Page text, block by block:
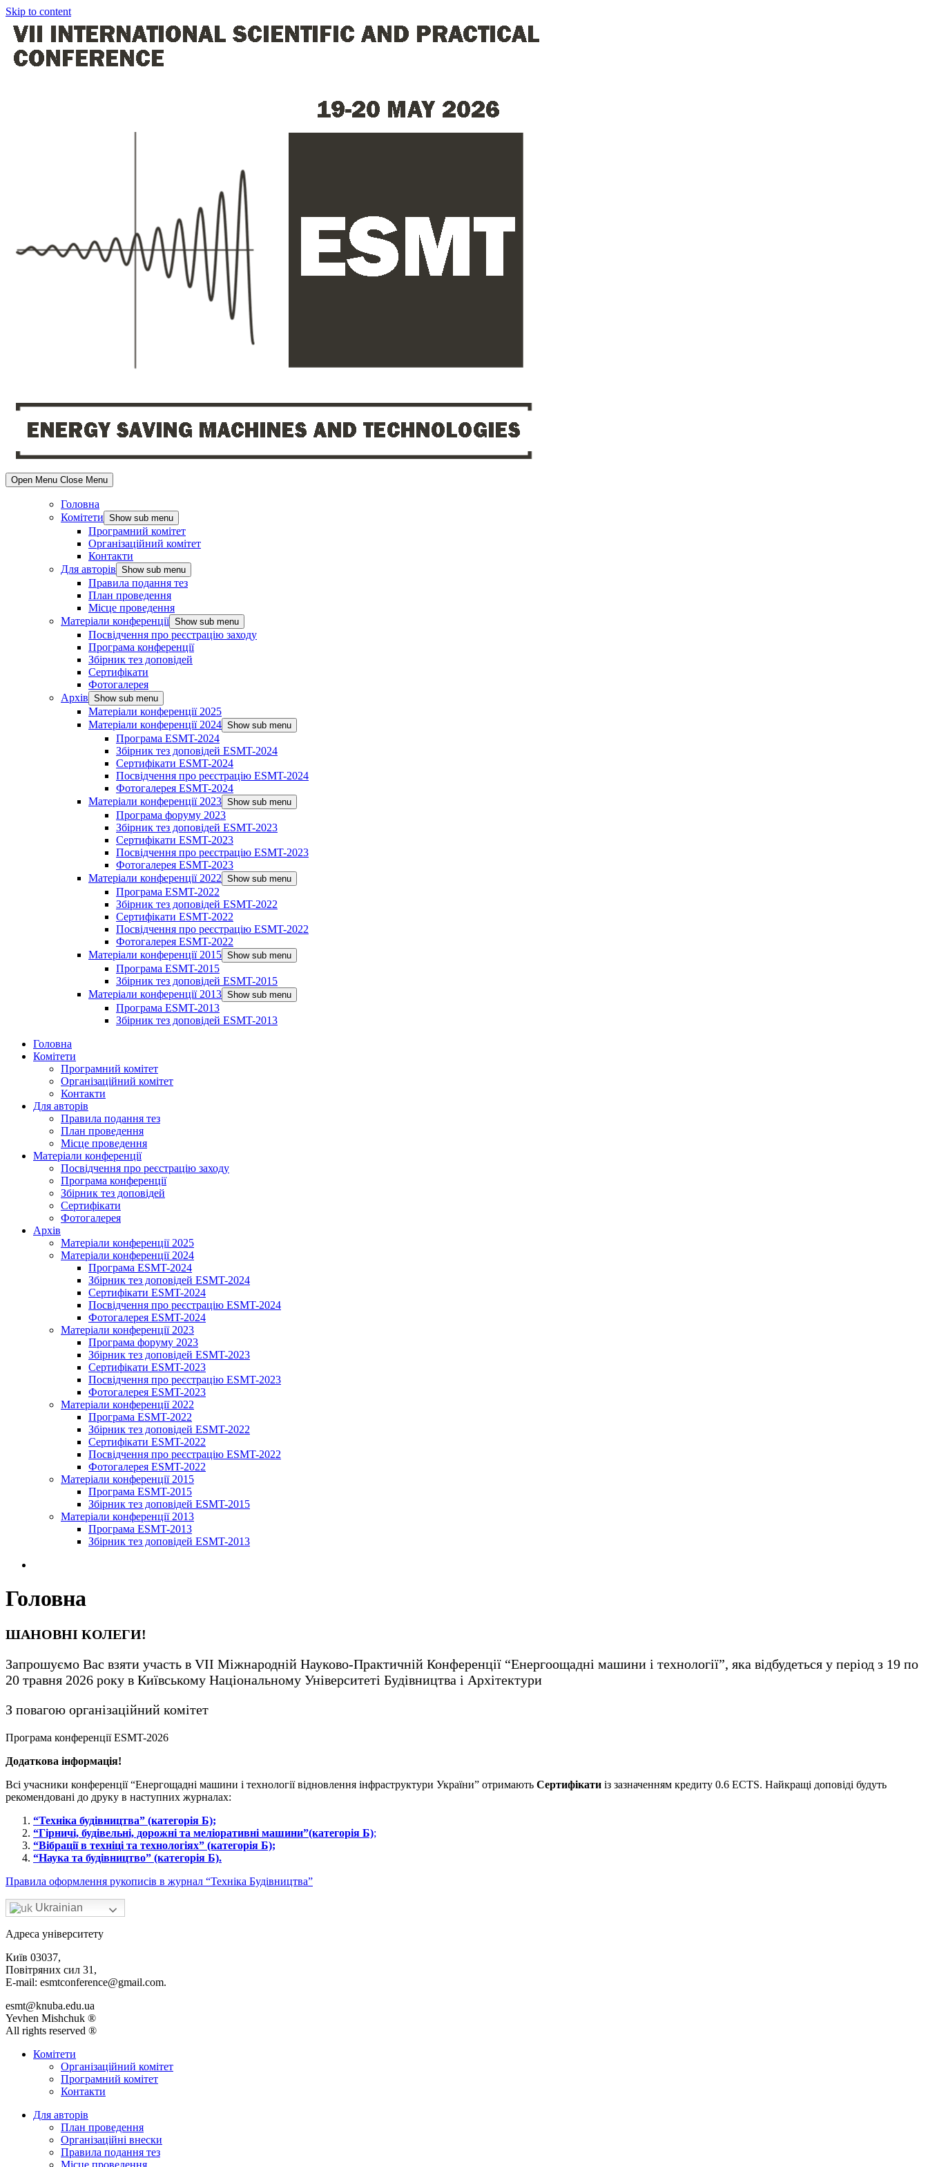
Skip to content
Open Menu Close Menu
Головна
Комітети Show sub menu
Програмний комітет
Організаційний комітет
Контакти
Для авторів Show sub menu
Правила подання тез
План проведення
Місце проведення
Матеріали конференції Show sub menu
Посвідчення про реєстрацію заходу
Програма конференції
Збірник тез доповідей
Сертифікати
Фотогалерея
Архів Show sub menu
Матеріали конференції 2025
Матеріали конференції 2024 Show sub menu
Програма ESMT-2024
Збірник тез доповідей ESMT-2024
Сертифікати ESMT-2024
Посвідчення про реєстрацію ESMT-2024
Фотогалерея ESMT-2024
Матеріали конференції 2023 Show sub menu
Програма форуму 2023
Збірник тез доповідей ESMT-2023
Сертифікати ESMT-2023
Посвідчення про реєстрацію ESMT-2023
Фотогалерея ESMT-2023
Матеріали конференції 2022 Show sub menu
Програма ESMT-2022
Збірник тез доповідей ESMT-2022
Сертифікати ESMT-2022
Посвідчення про реєстрацію ESMT-2022
Фотогалерея ESMT-2022
Матеріали конференції 2015 Show sub menu
Програма ESMT-2015
Збірник тез доповідей ESMT-2015
Матеріали конференції 2013 Show sub menu
Програма ESMT-2013
Збірник тез доповідей ESMT-2013
Головна
Комітети
Програмний комітет
Організаційний комітет
Контакти
Для авторів
Правила подання тез
План проведення
Місце проведення
Матеріали конференції
Посвідчення про реєстрацію заходу
Програма конференції
Збірник тез доповідей
Сертифікати
Фотогалерея
Архів
Матеріали конференції 2025
Матеріали конференції 2024
Програма ESMT-2024
Збірник тез доповідей ESMT-2024
Сертифікати ESMT-2024
Посвідчення про реєстрацію ESMT-2024
Фотогалерея ESMT-2024
Матеріали конференції 2023
Програма форуму 2023
Збірник тез доповідей ESMT-2023
Сертифікати ESMT-2023
Посвідчення про реєстрацію ESMT-2023
Фотогалерея ESMT-2023
Матеріали конференції 2022
Програма ESMT-2022
Збірник тез доповідей ESMT-2022
Сертифікати ESMT-2022
Посвідчення про реєстрацію ESMT-2022
Фотогалерея ESMT-2022
Матеріали конференції 2015
Програма ESMT-2015
Збірник тез доповідей ESMT-2015
Матеріали конференції 2013
Програма ESMT-2013
Збірник тез доповідей ESMT-2013
Головна
ШАНОВНІ КОЛЕГИ!
Запрошуємо Вас взяти участь в VII Міжнародній Науково-Практичній Конференції “Енергоощадні машини і технології”, яка відбудеться у період з 19 по
20 травня 2026 року в Київському Національному Університеті Будівництва і Архітектури
З повагою організаційний комітет
Програма конференції ESMT-2026
Додаткова інформація!
Всі учасники конференції “Енергощадні машини і технології відновлення інфраструктури України” отримають Сертифікати із зазначенням кредиту 0.6 ECTS. Найкращі доповіді будуть
рекомендовані до друку в наступних журналах:
“Техніка будівництва” (категорія Б);
“Гірничі, будівельні, дорожні та меліоративні машини”(категорія Б);
“Вібрації в техніці та технологіях” (категорія Б);
“Наука та будівництво” (категорія Б).
Правила оформлення рукописів в журнал “Техніка Будівництва”
Ukrainian
Адреса університету
Київ 03037,
Повітряних сил 31,
E-mail: esmtconference@gmail.com.
esmt@knuba.edu.ua
Yevhen Mishchuk ®
All rights reserved ®
Комітети
Організаційний комітет
Програмний комітет
Контакти
Для авторів
План проведення
Організаційні внески
Правила подання тез